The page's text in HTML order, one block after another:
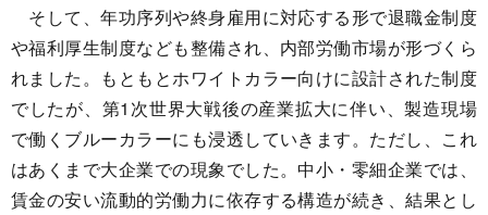
そして、年功序列や終身雇用に対応する形で退職金制度
や福利厚生制度なども整備され、内部労働市場が形づくら
れました。もともとホワイトカラー向けに設計された制度
でしたが、第1次世界大戦後の産業拡大に伴い、製造現場
で働くブルーカラーにも浸透していきます。ただし、これ
はあくまで大企業での現象でした。中小・零細企業では、
賃金の安い流動的労働力に依存する構造が続き、結果とし